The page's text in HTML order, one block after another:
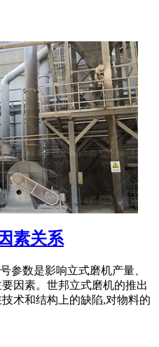
素关系
参数是影响立式磨机产量、
因素。世邦立式磨机的推出
术和结构上的缺陷,对物料的